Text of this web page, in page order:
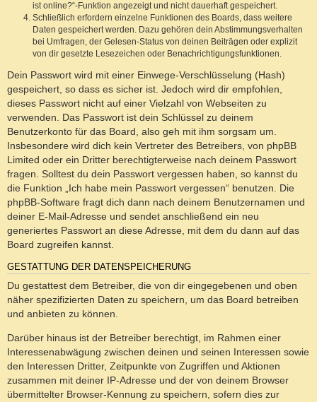
ist online?“-Funktion angezeigt und nicht dauerhaft gespeichert.
Schließlich erfordern einzelne Funktionen des Boards, dass weitere
Daten gespeichert werden. Dazu gehören dein Abstimmungsverhalten
bei Umfragen, der Gelesen-Status von deinen Beiträgen oder explizit
von dir gesetzte Lesezeichen oder Benachrichtigungsfunktionen.
Dein Passwort wird mit einer Einwege-Verschlüsselung (Hash)
gespeichert, so dass es sicher ist. Jedoch wird dir empfohlen,
dieses Passwort nicht auf einer Vielzahl von Webseiten zu
verwenden. Das Passwort ist dein Schlüssel zu deinem
Benutzerkonto für das Board, also geh mit ihm sorgsam um.
Insbesondere wird dich kein Vertreter des Betreibers, von phpBB
Limited oder ein Dritter berechtigterweise nach deinem Passwort
fragen. Solltest du dein Passwort vergessen haben, so kannst du
die Funktion „Ich habe mein Passwort vergessen“ benutzen. Die
phpBB-Software fragt dich dann nach deinem Benutzernamen und
deiner E-Mail-Adresse und sendet anschließend ein neu
generiertes Passwort an diese Adresse, mit dem du dann auf das
Board zugreifen kannst.
GESTATTUNG DER DATENSPEICHERUNG
Du gestattest dem Betreiber, die von dir eingegebenen und oben
näher spezifizierten Daten zu speichern, um das Board betreiben
und anbieten zu können.
Darüber hinaus ist der Betreiber berechtigt, im Rahmen einer
Interessenabwägung zwischen deinen und seinen Interessen sowie
den Interessen Dritter, Zeitpunkte von Zugriffen und Aktionen
zusammen mit deiner IP-Adresse und der von deinem Browser
übermittelter Browser-Kennung zu speichern, sofern dies zur